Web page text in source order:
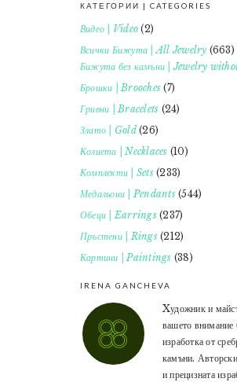
КАТЕГОРИИ | CATEGORIES
Видео | Video (2)
Всички Бижута | All Jewelry (663)
Бижута без камъни | Jewelry
Брошки | Brooches (7)
Гривни | Bracelets (24)
Злато | Gold(26)
Колиета | Necklaces (10)
Комплекти | Sets(233)
Медальони | Pendants(544)
Обеци | Earrings(237)
Пръстени | Rings(212)
Картини | Paintings (38)
IRENA GANCHEVA
Xудожник и
вашето внимание
изработка от
камъни.
и прецизната